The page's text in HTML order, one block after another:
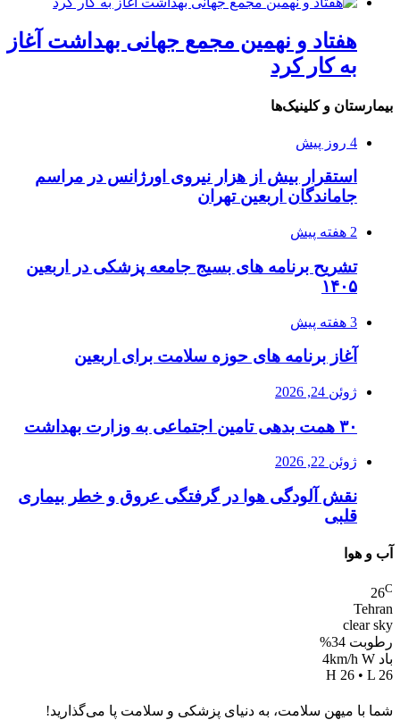
هفتاد و نهمین مجمع جهانی بهداشت آغاز
به کار کرد
بیمارستان و کلینیک‌ها
4 روز پیش
استقرار بیش از هزار نیروی اورژانس در مراسم
جاماندگان اربعین تهران
2 هفته پیش
تشریح برنامه های بسیج جامعه پزشکی در اربعین
۱۴۰۵
3 هفته پیش
آغاز برنامه های حوزه سلامت برای اربعین
ژوئن 24, 2026
۳۰ همت بدهی تامین اجتماعی به وزارت بهداشت
ژوئن 22, 2026
نقش آلودگی هوا در گرفتگی عروق و خطر بیماری
قلبی
آب و هوا
26C
Tehran
clear sky
رطوبت 34%
باد 4km/h W
H 26 • L 26
شما با میهن سلامت، به دنیای پزشکی و سلامت پا می‌گذارید!